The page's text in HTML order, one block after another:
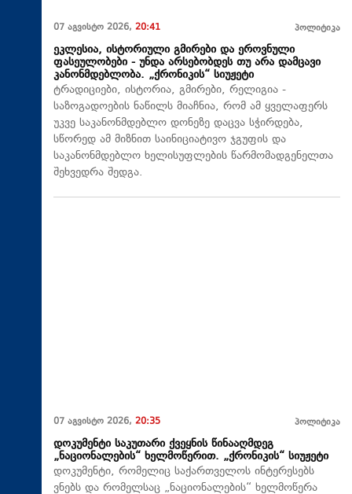
07 აგვისტო 2026, 20:41 პოლიტიკა
ეკლესია, ისტორიული გმირები და ეროვნული
ფასეულობები - უნდა არსებობდეს თუ არა დამცავი
კანონმდებლობა. „ქრონიკის“ სიუჟეტი
ტრადიციები, ისტორია, გმირები, რელიგია -
საზოგადოების ნაწილს მიაჩნია, რომ ამ ყველაფერს
უკვე საკანონმდებლო დონეზე დაცვა სჭირდება,
სწორედ ამ მიზნით საინიციატივო ჯგუფის და
საკანონმდებლო ხელისუფლების წარმომადგენელთა
შეხვედრა შედგა.
07 აგვისტო 2026, 20:35 პოლიტიკა
დოკუმენტი საკუთარი ქვეყნის წინააღმდეგ
„ნაციონალების“ ხელმოწერით. „ქრონიკის“ სიუჟეტი
დოკუმენტი, რომელიც საქართველოს ინტერესებს
ვნებს და რომელსაც „ნაციონალების“ ხელმოწერა